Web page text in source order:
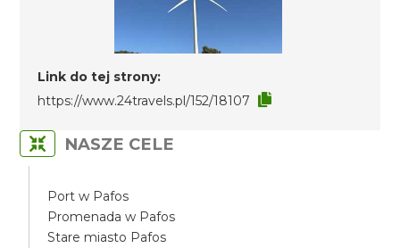
Link do tej strony:
https://www.24travels.pl/152/18107
NASZE CELE
Port w Pafos
Promenada w Pafos
Stare miasto Pafos